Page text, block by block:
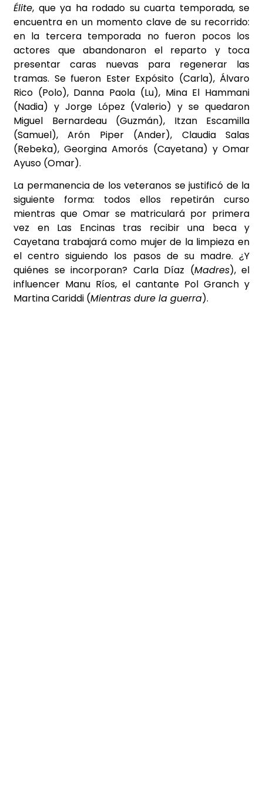
Élite, que ya ha rodado su cuarta temporada, se
encuentra en un momento clave de su recorrido:
en la tercera temporada no fueron pocos los
actores que abandonaron el reparto y toca
presentar caras nuevas para regenerar las
tramas. Se fueron Ester Expósito (Carla), Álvaro
Rico (Polo), Danna Paola (Lu), Mina El Hammani
(Nadia) y Jorge López (Valerio) y se quedaron
Miguel Bernardeau (Guzmán), Itzan Escamilla
(Samuel), Arón Piper (Ander), Claudia Salas
(Rebeka), Georgina Amorós (Cayetana) y Omar
Ayuso (Omar).
La permanencia de los veteranos se justificó de la
siguiente forma: todos ellos repetirán curso
mientras que Omar se matriculará por primera
vez en Las Encinas tras recibir una beca y
Cayetana trabajará como mujer de la limpieza en
el centro siguiendo los pasos de su madre. ¿Y
quiénes se incorporan? Carla Díaz (Madres), el
influencer Manu Ríos, el cantante Pol Granch y
Martina Cariddi (Mientras dure la guerra).